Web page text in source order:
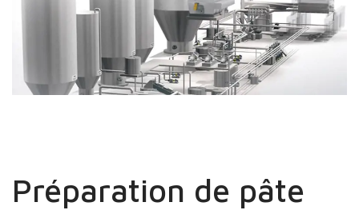
Préparation de pâte